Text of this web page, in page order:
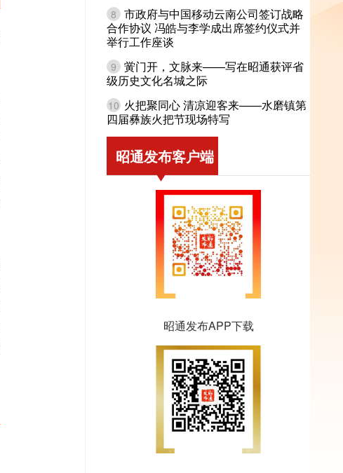
8 市政府与中国移动云南公司签订战略
合作协议 冯皓与李学成出席签约仪式并
举行工作座谈
9 黉门开，文脉来——写在昭通获评省
级历史文化名城之际
10 火把聚同心 清凉迎客来——水磨镇第
四届彝族火把节现场特写
昭通发布客户端
昭通发布APP下载